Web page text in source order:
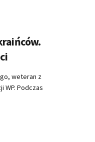
weteran z
WP. Podczas